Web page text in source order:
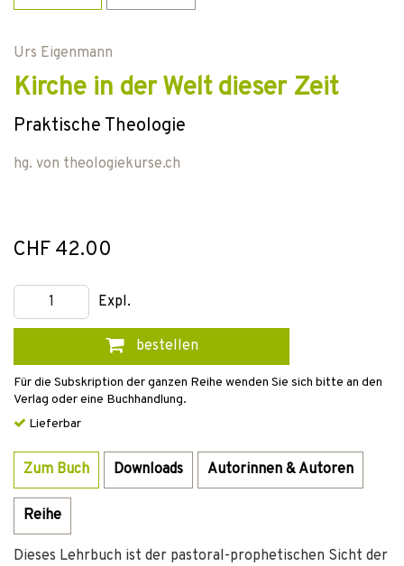
Urs Eigenmann
Kirche in der Welt dieser Zeit
Praktische Theologie
hg. von theologiekurse.ch
CHF 42.00
Expl.
bestellen
Für die Subskription der ganzen Reihe wenden Sie sich bitte an den
Verlag oder eine Buchhandlung.
Lieferbar
Zum Buch Downloads Autorinnen & Autoren
Reihe
Dieses Lehrbuch ist der pastoral-prophetischen Sicht der